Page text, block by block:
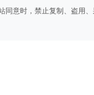
意时，禁止复制、盗用、